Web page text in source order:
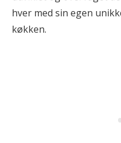
hver med sin egen
køkken.